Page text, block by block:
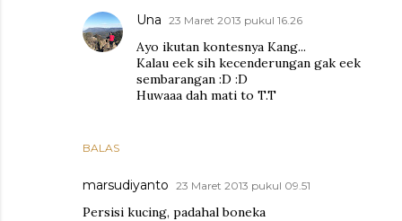
BALAS
Una 23 Maret 2013 pukul 16.26
Ayo ikutan kontesnya Kang...
Kalau eek sih kecenderungan gak eek
sembarangan :D :D
Huwaaa dah mati to T.T
marsudiyanto 23 Maret 2013 pukul 09.51
Persisi kucing, padahal boneka